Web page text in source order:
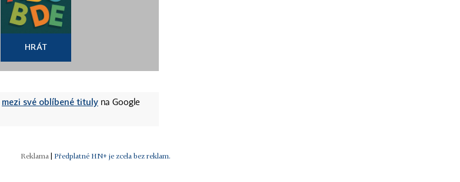
HRÁT
mezi své oblíbené tituly na Google
Předplatné HN+ je zcela bez reklam.